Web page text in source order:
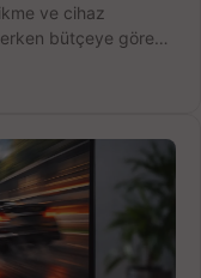
ve cihaz
bütçeye göre